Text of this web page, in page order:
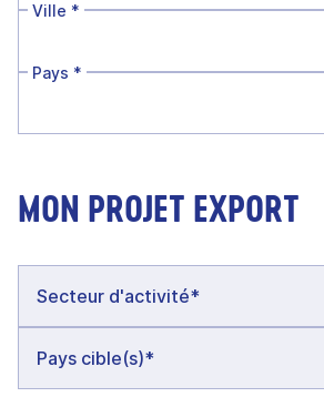
Ville *
Pays *
MON PROJET EXPORT